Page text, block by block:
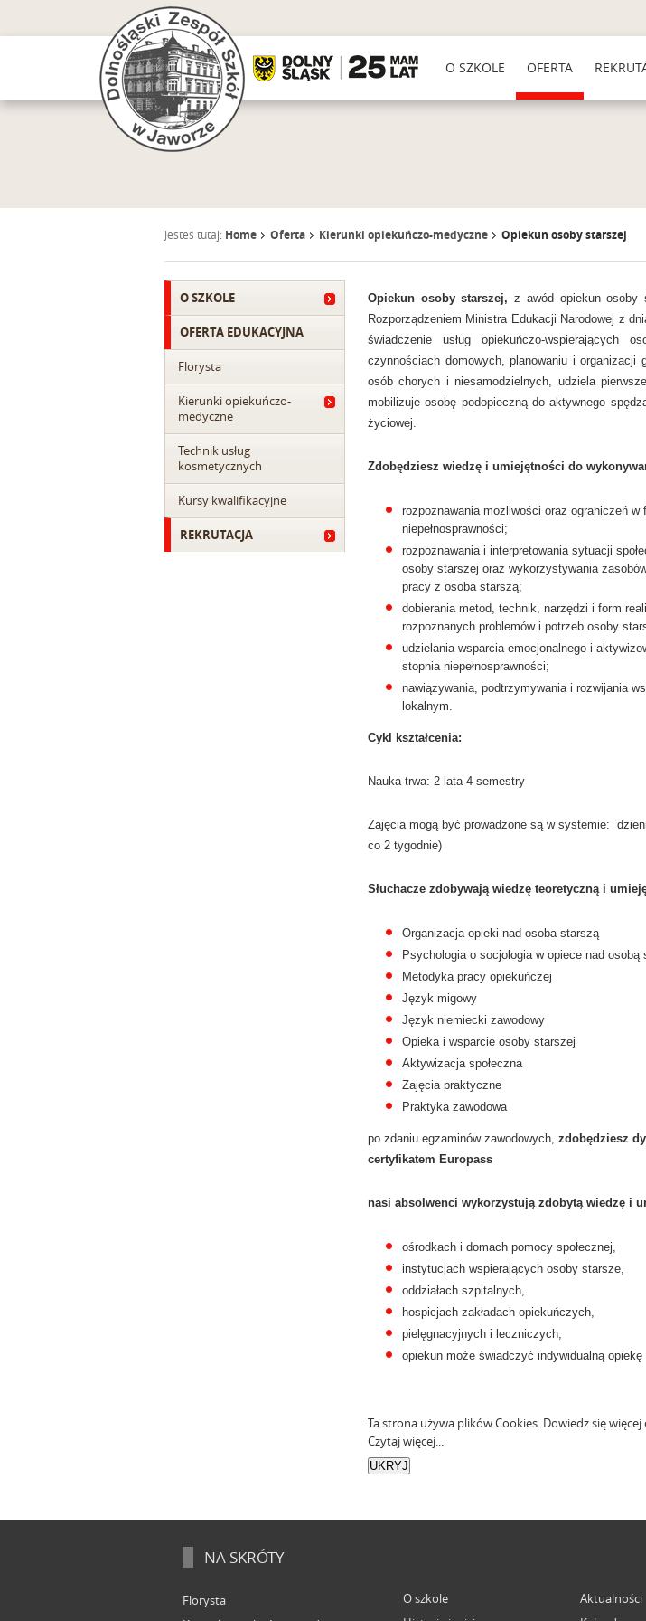
O SZKOLE OFERTA
Jesteś tutaj: Home Oferta Kierunki opiekuńczo-medyczne Opiekun osoby starszej
O SZKOLE
OFERTA EDUKACYJNA
Florysta
Kierunki opiekuńczo-
medyczne
Technik usług
kosmetycznych
Kursy kwalifikacyjne
REKRUTACJA
Opiekun osoby starszej, z awód opiekun osoby
Rozporządzeniem Ministra Edukacji Narodowej z
świadczenie usług opiekuńczo-wspierających
czynnościach domowych, planowaniu i organizacji
osób chorych i niesamodzielnych, udziela
mobilizuje osobę podopieczną do aktywnego
życiowej.
Zdobędziesz wiedzę i umiejętności do
rozpoznawania możliwości oraz ograniczeń
niepełnosprawności;
rozpoznawania i interpretowania sytuacji
osoby starszej oraz wykorzystywania
pracy z osoba starszą;
dobierania metod, technik, narzędzi i form
rozpoznanych problemów i potrzeb osoby
udzielania wsparcia emocjonalnego i
stopnia niepełnosprawności;
nawiązywania, podtrzymywania i rozwijania
lokalnym.
Cykl kształcenia:
Nauka trwa: 2 lata-4 semestry
Zajęcia mogą być prowadzone są w systemie:
co 2 tygodnie)
Słuchacze zdobywają wiedzę teoretyczną i
Organizacja opieki nad osoba starszą
Psychologia o socjologia w opiece nad osobą
Metodyka pracy opiekuńczej
Język migowy
Język niemiecki zawodowy
Opieka i wsparcie osoby starszej
Aktywizacja społeczna
Zajęcia praktyczne
Praktyka zawodowa
po zdaniu egzaminów zawodowych, zdobędziesz
certyfikatem Europass
nasi absolwenci wykorzystują zdobytą wiedzę i
ośrodkach i domach pomocy społecznej,
instytucjach wspierających osoby starsze,
oddziałach szpitalnych,
hospicjach zakładach opiekuńczych,
pielęgnacyjnych i leczniczych,
opiekun może świadczyć indywidualną
Ta strona używa plików Cookies. Dowiedz się
Czytaj więcej...
NA SKRÓTY
Florysta
O szkole
Aktualności